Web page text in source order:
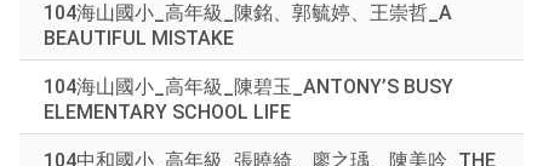
104海山國小_高年級_陳銘、郭毓婷、王崇哲_A
BEAUTIFUL MISTAKE
104海山國小_高年級_陳碧玉_ANTONY’S BUSY
ELEMENTARY SCHOOL LIFE
104中和國小_高年級_張曉綺、廖之瑀、陳美吟_THE